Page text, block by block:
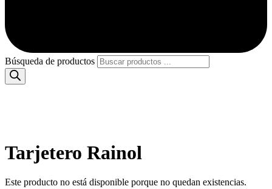
Búsqueda de productos
Tarjetero Rainol
Este producto no está disponible porque no quedan existencias.